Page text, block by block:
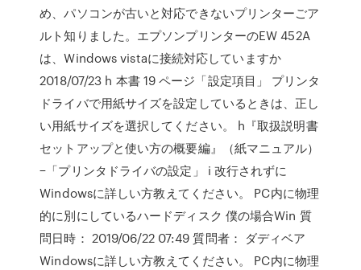
め、パソコンが古いと対応できないプリンターごア
ルト知りました。エプソンプリンターのEW 452A
は、Windows vistaに接続対応していますか
2018/07/23 h 本書 19 ページ「設定項目」 プリンタ
ドライバで用紙サイズを設定しているときは、正し
い用紙サイズを選択してください。 h『取扱説明書
セットアップと使い方の概要編』（紙マニュアル）
−「プリンタドライバの設定」 i 改行されずに
Windowsに詳しい方教えてください。 PC内に物理
的に別にしているハードディスク 僕の場合Win 質
問日時： 2019/06/22 07:49 質問者： ダディベア
Windowsに詳しい方教えてください。 PC内に物理